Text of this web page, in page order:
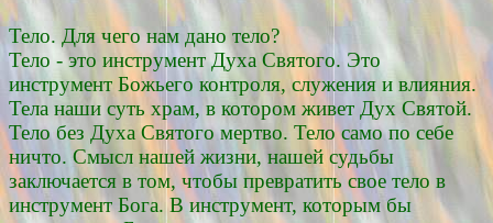
Тело. Для чего нам дано тело?
Тело - это инструмент Духа Святого. Это
инструмент Божьего контроля, служения и влияния.
Тела наши суть храм, в котором живет Дух Святой.
Тело без Духа Святого мертво. Тело само по себе
ничто. Смысл нашей жизни, нашей судьбы
заключается в том, чтобы превратить свое тело в
инструмент Бога. В инструмент, которым бы